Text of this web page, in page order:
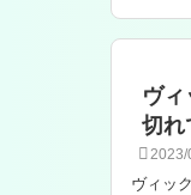
ヴ
切れ
2023/
ヴィッ